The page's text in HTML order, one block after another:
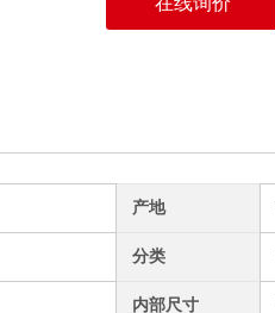
产地
分类
内部尺寸